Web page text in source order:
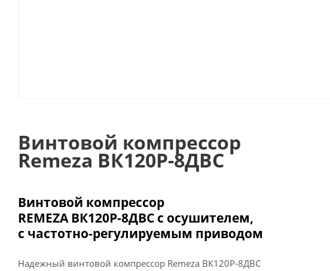
Винтовой компрессор
Remeza ВК120Р-8ДВС
Винтовой компрессор
REMEZA ВК120Р-8ДВС с осушителем,
с частотно-регулируемым приводом
Надежный винтовой компрессор Remeza ВК120Р-8ДВС